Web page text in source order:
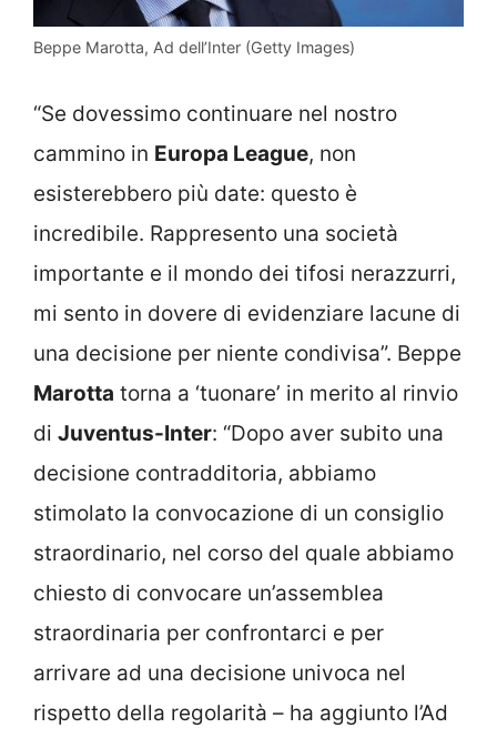
Beppe Marotta, Ad dell’Inter (Getty Images)
“Se dovessimo continuare nel nostro
cammino in Europa League, non
esisterebbero più date: questo è
incredibile. Rappresento una società
importante e il mondo dei tifosi nerazzurri,
mi sento in dovere di evidenziare lacune di
una decisione per niente condivisa”. Beppe
Marotta torna a ‘tuonare’ in merito al rinvio
di Juventus-Inter: “Dopo aver subito una
decisione contradditoria, abbiamo
stimolato la convocazione di un consiglio
straordinario, nel corso del quale abbiamo
chiesto di convocare un’assemblea
straordinaria per confrontarci e per
arrivare ad una decisione univoca nel
rispetto della regolarità – ha aggiunto l’Ad